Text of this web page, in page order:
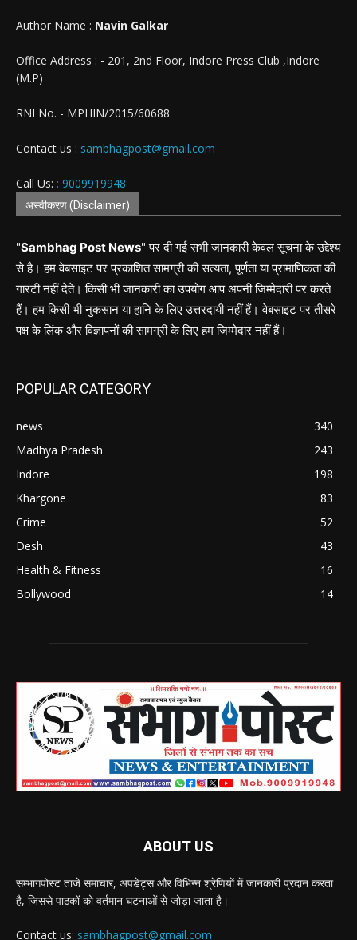
Author Name : Navin Galkar
Office Address : - 201, 2nd Floor, Indore Press Club ,Indore
(M.P)
RNI No. - MPHIN/2015/60688
Contact us : sambhagpost@gmail.com
Call Us: : 9009919948
अस्वीकरण (Disclaimer)
"Sambhag Post News" पर दी गई सभी जानकारी केवल सूचना के उद्देश्य
से है। हम वेबसाइट पर प्रकाशित सामग्री की सत्यता, पूर्णता या प्रामाणिकता की
गारंटी नहीं देते। किसी भी जानकारी का उपयोग आप अपनी जिम्मेदारी पर करते
हैं। हम किसी भी नुकसान या हानि के लिए उत्तरदायी नहीं हैं। वेबसाइट पर तीसरे
पक्ष के लिंक और विज्ञापनों की सामग्री के लिए हम जिम्मेदार नहीं हैं।
POPULAR CATEGORY
news
340
Madhya Pradesh
243
Indore
198
Khargone
83
Crime
52
Desh
43
Health & Fitness
16
Bollywood
14
ABOUT US
सम्भागपोस्ट ताजे समाचार, अपडेट्स और विभिन्न श्रेणियों में जानकारी प्रदान करता
है, जिससे पाठकों को वर्तमान घटनाओं से जोड़ा जाता है।
Contact us: sambhagpost@gmail.com